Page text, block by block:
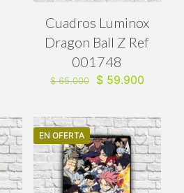
Cuadros Luminox
Dragon Ball Z Ref
001748
$65.000
El
era:
$ 65.000.
$59.900El
es:
$
EN OFERTA